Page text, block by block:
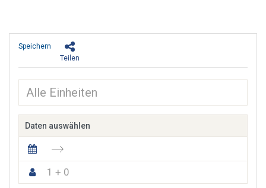
Teilen
Speichern
Daten auswählen
1 + 0